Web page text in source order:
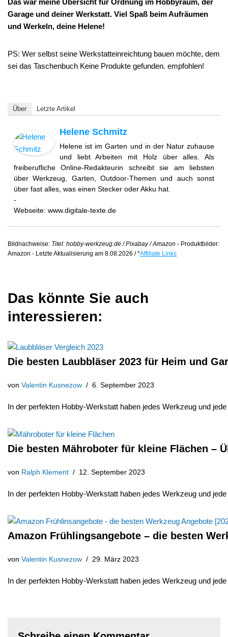
Garage und deiner Werkstatt. Viel Spaß beim Aufräumen
und Werkeln, deine Helene!
PS: Wer selbst seine Werkstatteinreichtung bauen möchte, dem
sei das Taschenbuch Keine Produkte gefunden. empfohlen!
Über Letzte Artikel
Helene Schmitz
Helene ist im Garten und in der Natur zuhause
und liebt Arbeiten mit Holz über alles. Als
freiberufliche Online-Redakteurin schreibt sie am liebsten
über Werkzeug, Garten, Outdoor-Themen und auch sonst
über fast alles, was einen Stecker oder Akku hat.
-
Webseite: www.digitale-texte.de
Bildnachweise: Titel: hobby-werkzeug.de / Pixabay / Amazon - Produktbilder:
Amazon - Letzte Aktualisierung am 8.08.2026 / *Affiliate Links
Das könnte Sie auch
interessieren:
Die besten Laubbläser 2023 für Heim und
von Valentin Kusnezow 6. September 2023
In der perfekten Hobby-Werkstatt haben jedes Werkzeug und
Die besten Mähroboter für kleine Flächen –
von Ralph Klement 12. September 2023
In der perfekten Hobby-Werkstatt haben jedes Werkzeug und
Amazon Frühlingsangebote – die besten
von Valentin Kusnezow 29. März 2023
In der perfekten Hobby-Werkstatt haben jedes Werkzeug und